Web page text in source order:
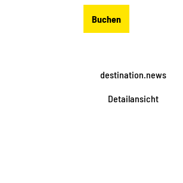
Buchen
destination.news
Detailansicht